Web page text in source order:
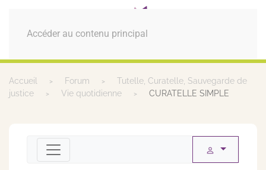
Accéder au contenu principal
MENU
Accueil Forum
Tutelle, Curatelle, Sauvegarde de
justice
Vie quotidienne CURATELLE SIMPLE